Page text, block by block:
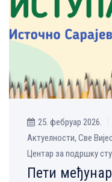
25. фебруар 2026.
Aктуелности, Све
Центар за подршку
Пети